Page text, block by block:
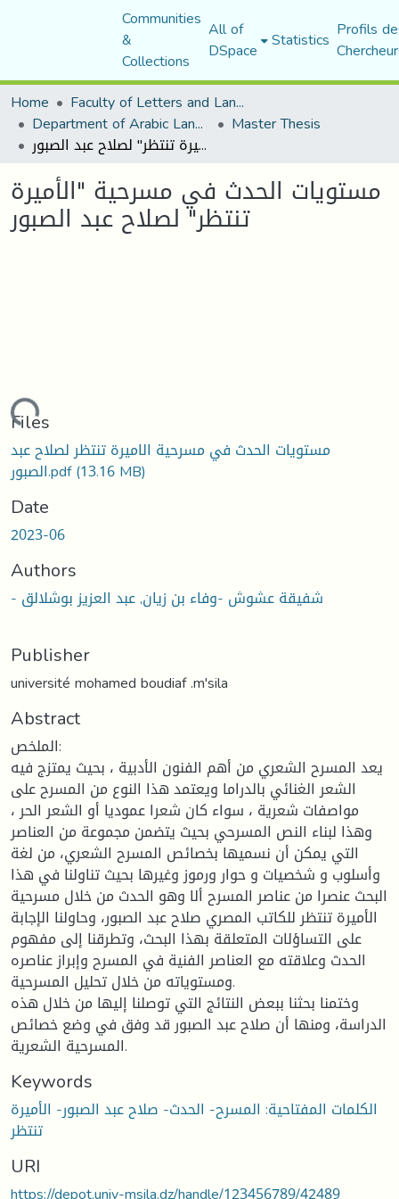
Communities
&
Collections
All of
DSpace Statistics Profils
Home
Faculty of Letters and Languages
Department of Arabic Language and Literature Master Thesis
مستويات الحدث في مسرحية "الأميرة تنتظر" لصلاح عبد الصبور
مستويات الحدث في مسرحية "الأميرة
تنتظر" لصلاح عبد الصبور
Files
مستويات الحدث في مسرحية الاميرة تنتظر لصلاح عبد
الصبور.pdf(13.16 MB)
Date
2023-06
Authors
- شفيقة عشوش -وفاء بن زيان, عبد العزيز بوشلالق
Publisher
université mohamed boudiaf .m'sila
Abstract
الملخص:
يعد المسرح الشعري من أهم الفنون الأدبية ، بحيث يمتزج فيه
الشعر الغنائي بالدراما ويعتمد هذا النوع من المسرح على
مواصفات شعرية ، سواء كان شعرا عموديا أو الشعر الحر ،
وهذا لبناء النص المسرحي بحيث يتضمن مجموعة من العناصر
التي يمكن أن نسميها بخصائص المسرح الشعري، من لغة
وأسلوب و شخصيات و حوار ورموز وغيرها بحيث تناولنا في هذا
البحث عنصرا من عناصر المسرح ألا وهو الحدث من خلال مسرحية
الأميرة تنتظر للكاتب المصري صلاح عبد الصبور، وحاولنا الإجابة
على التساؤلات المتعلقة بهذا البحث، وتطرقنا إلى مفهوم
الحدث وعلاقته مع العناصر الفنية في المسرح وإبراز عناصره
ومستوياته من خلال تحليل المسرحية.
وختمنا بحثنا ببعض النتائج التي توصلنا إليها من خلال هذه
الدراسة، ومنها أن صلاح عبد الصبور قد وفق في وضع خصائص
المسرحية الشعرية.
Keywords
الكلمات المفتاحية: المسرح- الحدث- صلاح عبد الصبور- الأميرة
تنتظر
URI